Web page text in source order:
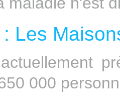
Les
000